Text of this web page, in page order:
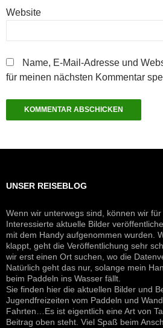
Website
Name, E-Mail-Adresse und
für meinen nächsten Kommentar
UNSER REISEBLOG
Wenn wir unterwegs sind, können wir
Interessierte aktuelle Bilder
mit dem Handy aufgenommen wurden.
klappt, geht die Veröffentlichung sehr
wir erst einen Ort suchen, wo die
Natürlich geht das nur, solange mein
beim Paddeln ins Wasser fällt.
Sie finden hier die aktuellen Bilder und
Jugendfreizeiten vom Paddeln und
Fahrten…Es ist eigentlich eine Art von
Beitrag oben steht. Viel Spaß beim